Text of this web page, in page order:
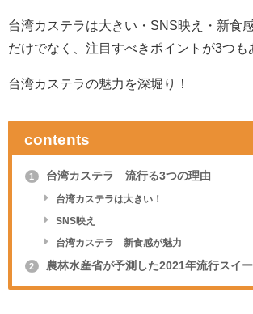
台湾カステラは大きい・SNS映え・新食
だけでなく、注目すべきポイントが3つも
台湾カステラの魅力を深堀り！
contents
1 台湾カステラ 流行る3つの理由
台湾カステラは大きい！
SNS映え
台湾カステラ 新食感が魅力
2 農林水産省が予測した2021年流行スイ